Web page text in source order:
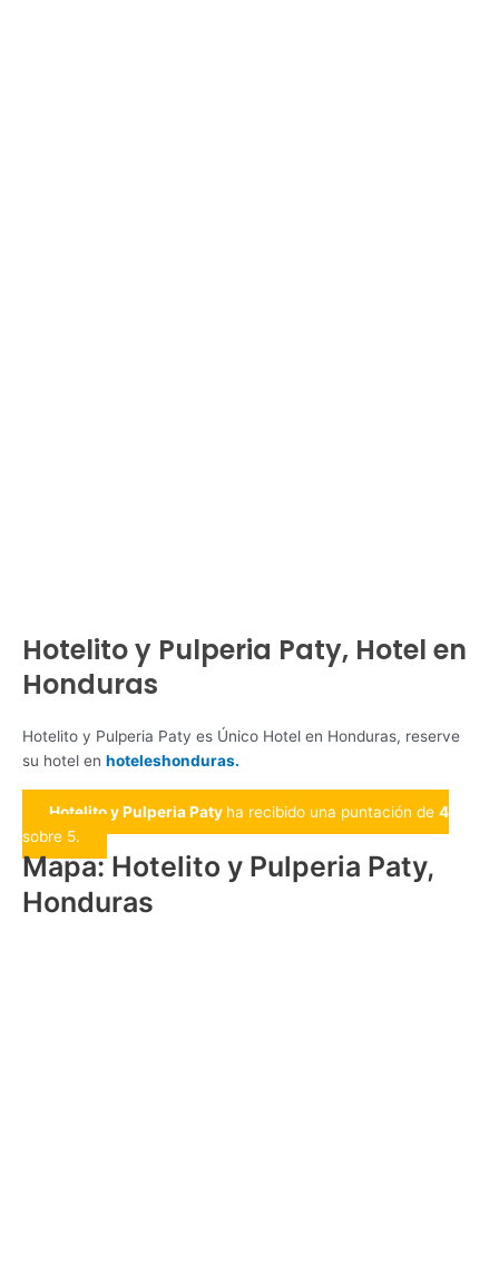
Hotelito y Pulperia Paty, Hotel en
Honduras
Hotelito y Pulperia Paty es Único Hotel en Honduras, reserve
su hotel en hoteleshonduras.
Hotelito y Pulperia Paty ha recibido una puntación de 4
sobre 5.
Mapa: Hotelito y Pulperia Paty,
Honduras